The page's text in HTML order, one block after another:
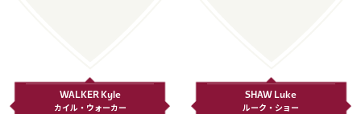
WALKER Kyle
カイル・ウォーカー
SHAW Luke
ルーク・ショー